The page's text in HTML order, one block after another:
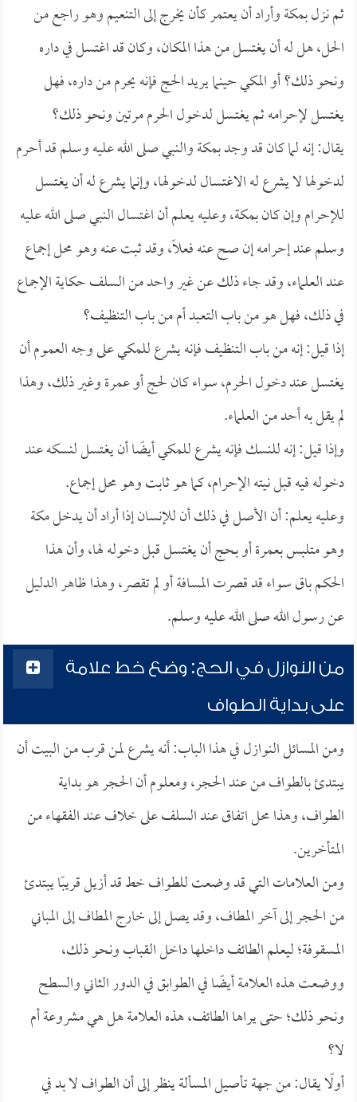
ثم نزل بمكة وأراد أن يعتمر كأن يخرج إلى التنعيم وهو راجع من
الحل، هل له أن يغتسل من هذا المكان، وكان قد اغتسل في داره
ونحو ذلك؟ أو المكي حينما يريد الحج فإنه يحرم من داره، فهل
يغتسل لإحرامه ثم يغتسل لدخول الحرم مرتين ونحو ذلك؟
يقال: إنه لما كان قد وجد بمكة والنبي صلى الله عليه وسلم قد أحرم
لدخولها لا يشرع له الاغتسال لدخولها، وإنما يشرع له أن يغتسل
للإحرام وإن كان بمكة، وعليه يعلم أن اغتسال النبي صلى الله عليه
وسلم عند إحرامه إن صح عنه فعلًا، وقد ثبت عنه وهو محل إجماع
عند العلماء، وقد جاء ذلك عن غير واحد من السلف حكاية الإجماع
في ذلك، فهل هو من باب التعبد أم من باب التنظيف؟
إذا قيل: إنه من باب التنظيف فإنه يشرع للمكي على وجه العموم أن
يغتسل عند دخول الحرم، سواء كان لحج أو عمرة وغير ذلك، وهذا
لم يقل به أحد من العلماء.
وإذا قيل: إنه للنسك فإنه يشرع للمكي أيضًا أن يغتسل لنسكه عند
دخوله فيه قبل نيته الإحرام، كما هو ثابت وهو محل إجماع.
وعليه يعلم: أن الأصل في ذلك أن للإنسان إذا أراد أن يدخل مكة
وهو متلبس بعمرة أو بحج أن يغتسل قبل دخوله لها، وأن هذا
الحكم باق سواء قد قصرت المسافة أو لم تقصر، وهذا ظاهر الدليل
عن رسول الله صلى الله عليه وسلم.
من النوازل في الحج: وضع خط علامة
على بداية الطواف
ومن المسائل النوازل في هذا الباب: أنه يشرع لمن قرب من البيت أن
يبتدئ بالطواف من عند الحجر، ومعلوم أن الحجر هو بداية
الطواف، وهذا محل اتفاق عند السلف على خلاف عند الفقهاء من
المتأخرين.
ومن العلامات التي قد وضعت للطواف خط قد أزيل قريبًا يبتدئ
من الحجر إلى آخر المطاف، وقد يصل إلى خارج المطاف إلى المباني
المسقوفة؛ ليعلم الطائف داخلها داخل القباب ونحو ذلك،
ووضعت هذه العلامة أيضًا في الطوابق في الدور الثاني والسطح
ونحو ذلك؛ حتى يراها الطائف، هذه العلامة هل هي مشروعة أم
لا؟
أولًا يقال: من جهة تأصيل المسألة ينظر إلى أن الطواف لا بد في